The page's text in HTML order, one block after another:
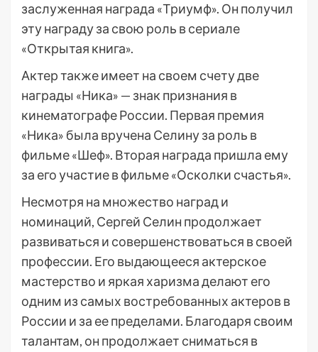
заслуженная награда «Триумф». Он получил
эту награду за свою роль в сериале
«Открытая книга».
Актер также имеет на своем счету две
награды «Ника» — знак признания в
кинематографе России. Первая премия
«Ника» была вручена Селину за роль в
фильме «Шеф». Вторая награда пришла ему
за его участие в фильме «Осколки счастья».
Несмотря на множество наград и
номинаций, Сергей Селин продолжает
развиваться и совершенствоваться в своей
профессии. Его выдающееся актерское
мастерство и яркая харизма делают его
одним из самых востребованных актеров в
России и за ее пределами. Благодаря своим
талантам, он продолжает сниматься в